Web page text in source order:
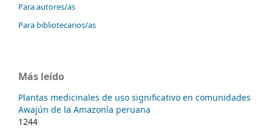
Para autores/as
Para bibliotecarios/as
Más leído
Plantas medicinales de uso significativo en comunidades
Awajún de la Amazonía peruana
1244